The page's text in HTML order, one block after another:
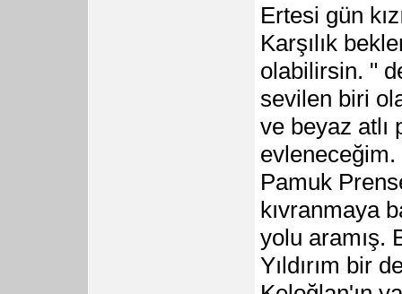
Ertesi gün
Karşılık
olabilirsin. "
sevilen biri
ve beyaz atlı
evleneceğim.
Pamuk
kıvranmaya
yolu aramış.
Yıldırım bir